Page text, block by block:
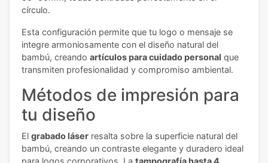
círculo.
Esta configuración permite que tu logo o mensaje se
integre armoniosamente con el diseño natural del
bambú, creando artículos para cuidado personal que
transmiten profesionalidad y compromiso ambiental.
Métodos de impresión para
tu diseño
El grabado láser resalta sobre la superficie natural del
bambú, creando un contraste elegante y duradero ideal
para logos corporativos. La tampografía hasta 4